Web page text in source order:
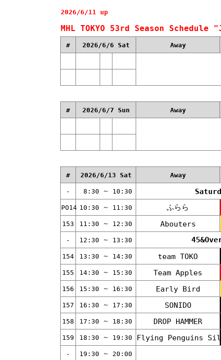
2026/6/11 up
MHL TOKYO 53rd Season Schedule
# 2026/6/6 Sat Away
# 2026/6/7 Sun Away
# 2026/6/13 Sat Away
- 8:30 ～ 10:30
PO14 10:30 ～ 11:30 ふらら
153 11:30 ～ 12:30 Abouters
- 12:30 ～ 13:30
154 13:30 ～ 14:30 team TOKO
155 14:30 ～ 15:30 Team Apples
156 15:30 ～ 16:30 Early Bird
157 16:30 ～ 17:30 SONIDO
158 17:30 ～ 18:30 DROP HAMMER
159 18:30 ～ 19:30 Flying Penguins
- 19:30 ～ 20:00